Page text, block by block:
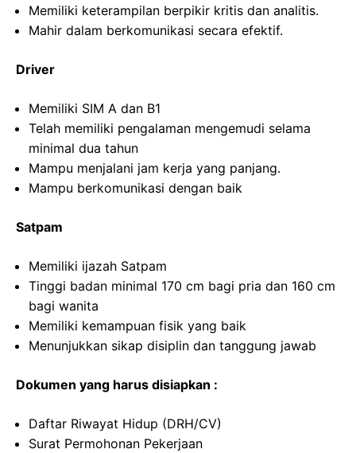
Memiliki keterampilan berpikir kritis dan analitis.
Mahir dalam berkomunikasi secara efektif.
Driver
Memiliki SIM A dan B1
Telah memiliki pengalaman mengemudi selama
minimal dua tahun
Mampu menjalani jam kerja yang panjang.
Mampu berkomunikasi dengan baik
Satpam
Memiliki ijazah Satpam
Tinggi badan minimal 170 cm bagi pria dan 160 cm
bagi wanita
Memiliki kemampuan fisik yang baik
Menunjukkan sikap disiplin dan tanggung jawab
Dokumen yang harus disiapkan :
Daftar Riwayat Hidup (DRH/CV)
Surat Permohonan Pekerjaan